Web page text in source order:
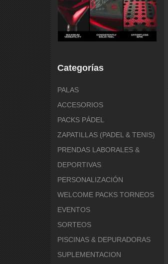
Categorías
PALAS
ACCESORIOS
PACKS PÁDEL
ZAPATILLAS (PADEL & TENIS)
PRENDAS LABORALES &
DEPORTIVAS
PERSONALIZACIÓN
WELCOME PACKS TORNEOS
EVENTOS
SORTEOS
PISCINAS & DEPURADORAS
SUPLEMENTACION